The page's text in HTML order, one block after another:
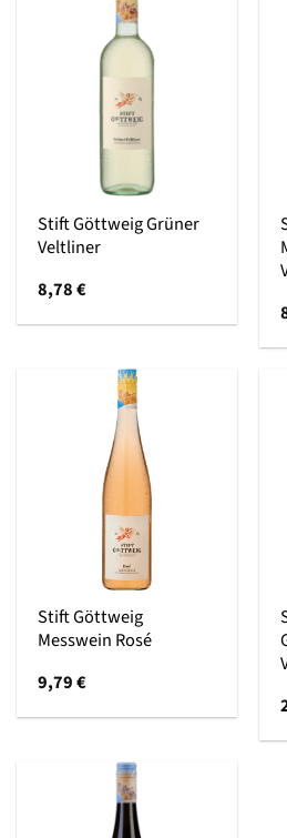
Stift Göttweig Grüner
Veltliner
8,78€
Stift Göttweig
Messwein Rosé
9,79€